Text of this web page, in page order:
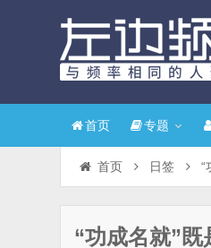
首页 专题
首页 日签 “
“功成名就”